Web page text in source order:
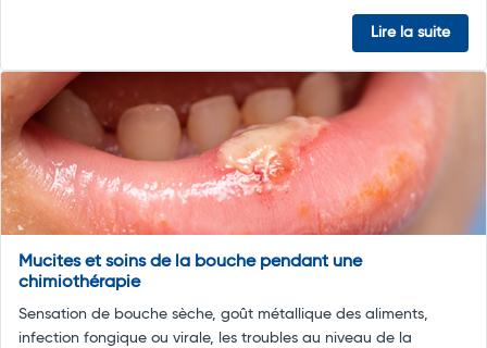
Lire la suite
Mucites et soins de la bouche pendant une
chimiothérapie
Sensation de bouche sèche, goût métallique des aliments,
infection fongique ou virale, les troubles au niveau de la